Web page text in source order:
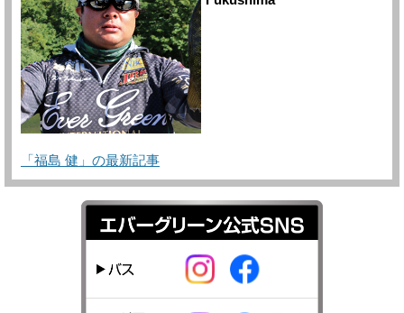
「福島 健」の最新記事